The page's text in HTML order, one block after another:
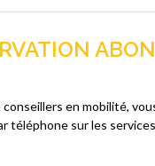
en mobilité,
téléphone sur les